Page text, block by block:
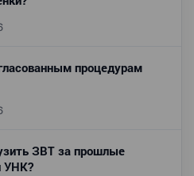
процедурам
ЗВТ за прошлые
УНК?